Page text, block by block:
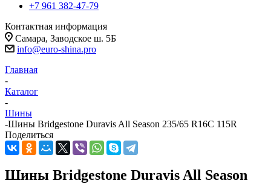
+7 961 382-47-79
Контактная информация
Самара, Заводское ш. 5Б
info@euro-shina.pro
Главная
-
Каталог
-
Шины
-Шины Bridgestone Duravis All Season 235/65 R16C 115R
Поделиться
Шины Bridgestone Duravis All Season